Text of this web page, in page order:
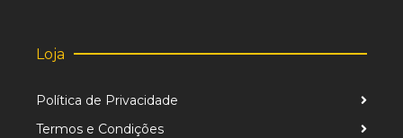
Loja
Política de Privacidade
Termos e Condições